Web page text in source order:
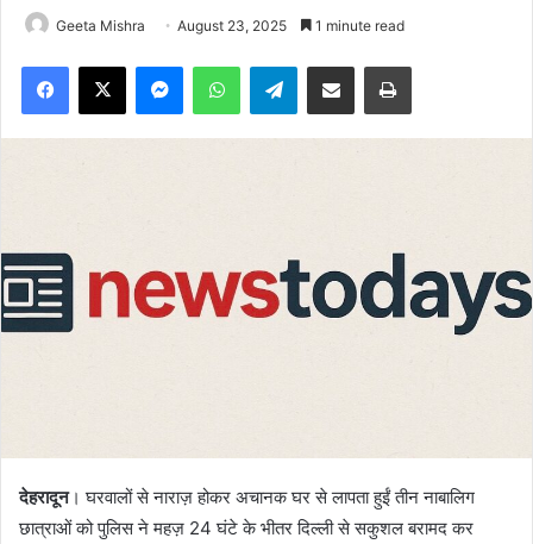
Geeta Mishra August 23, 2025 1 minute read
Facebook
X MessengerWhatsAppTelegramShare via Email Print
देहरादून। घरवालों से नाराज़ होकर अचानक घर से लापता हुईं तीन नाबालिग
छात्राओं को पुलिस ने महज़ 24 घंटे के भीतर दिल्ली से सकुशल बरामद कर